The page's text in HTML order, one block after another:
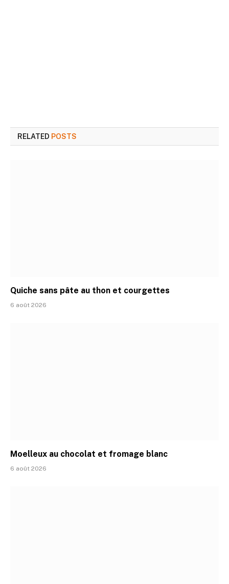
RELATED POSTS
Quiche sans pâte au thon et courgettes
6 août 2026
Moelleux au chocolat et fromage blanc
6 août 2026